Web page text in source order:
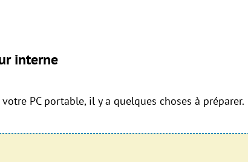
interne
PC portable, il y a quelques choses à préparer.